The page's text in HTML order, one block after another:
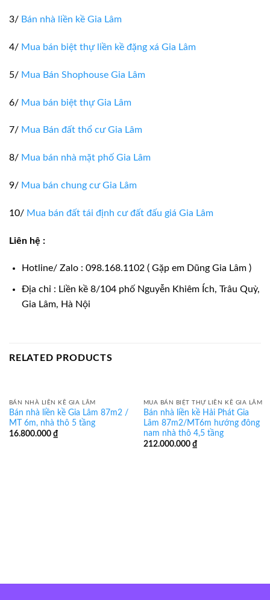
3/ Bán nhà liền kề Gia Lâm
4/ Mua bán biệt thự liền kề đặng xá Gia Lâm
5/ Mua Bán Shophouse Gia Lâm
6/ Mua bán biệt thự Gia Lâm
7/ Mua Bán đất thổ cư Gia Lâm
8/ Mua bán nhà mặt phố Gia Lâm
9/ Mua bán chung cư Gia Lâm
10/ Mua bán đất tái định cư đất đấu giá Gia Lâm
Liên hệ :
Hotline/ Zalo : 098.168.1102 ( Gặp em Dũng Gia Lâm )
Địa chỉ : Liền kề 8/104 phố Nguyễn Khiêm Ích, Trâu Quỳ,
Gia Lâm, Hà Nội
RELATED PRODUCTS
BÁN NHÀ LIỀN KỀ GIA LÂM
Bán nhà liền kề Gia Lâm 87m2 /
MT 6m, nhà thô 5 tầng
16.800.000 ₫
MUA BÁN BIỆT THỰ LIỀN KỀ GIA LÂM
Bán nhà liền kề Hải Phát Gia
Lâm 87m2/MT6m hướng đông
nam nhà thô 4,5 tầng
212.000.000 ₫